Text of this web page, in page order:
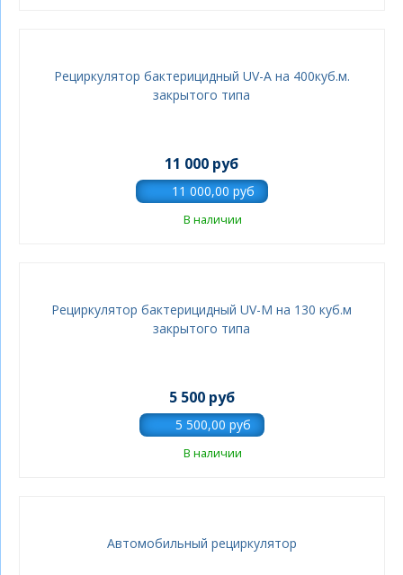
Рециркулятор бактерицидный UV-A на 400куб.м.
закрытого типа
11 000 руб
В наличии
Рециркулятор бактерицидный UV-M на 130 куб.м
закрытого типа
5 500 руб
В наличии
Автомобильный рециркулятор